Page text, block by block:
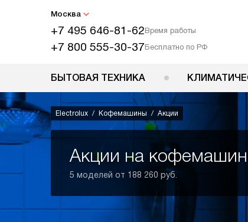
Москва
+7 495 646-81-62Время работы
+7 800 555-30-37Бесплатно по РФ
БЫТОВАЯ ТЕХНИКА
Electrolux Кофемашины Акции
Акции на
5 моделей от 188 260 руб.